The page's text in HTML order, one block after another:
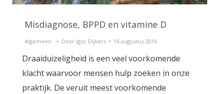
Misdiagnose, BPPD en vitamine D
Algemeen Door Igor Dijkers 16 augustus 2016
Draaiduizeligheid is een veel voorkomende
klacht waarvoor mensen hulp zoeken in onze
praktijk. De veruit meest voorkomende